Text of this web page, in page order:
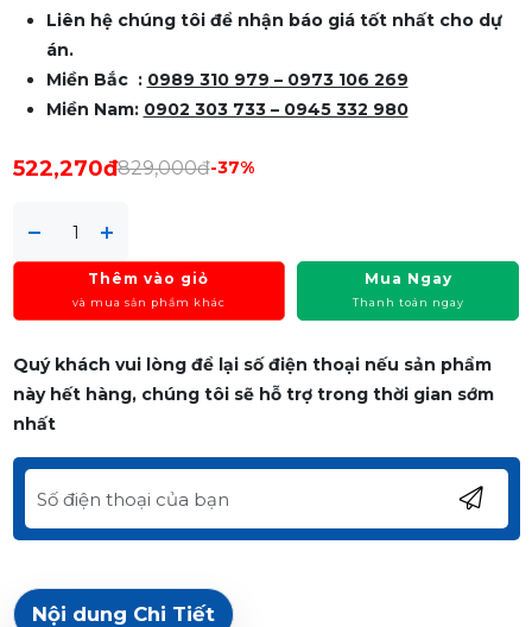
Liên hệ chúng tôi để nhận báo giá tốt nhất cho dự
án.
Miền Bắc : 0989 310 979 – 0973 106 269
Miền Nam: 0902 303 733 – 0945 332 980
522,270đ829,000đ-37%
Thêm vào giỏ
và mua sản phẩm khác
Mua Ngay
Thanh toán ngay
Quý khách vui lòng để lại số điện thoại nếu sản phẩm
này hết hàng, chúng tôi sẽ hỗ trợ trong thời gian sớm
nhất
Nội dung Chi Tiết